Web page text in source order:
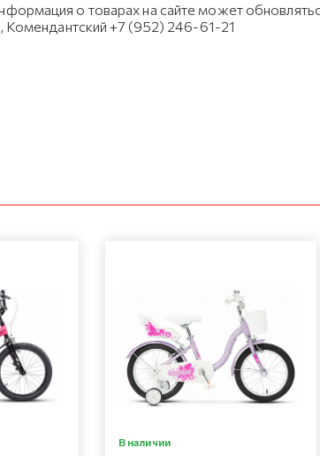
о товарах на сайте может
Комендантский +7 (952) 246-61-21
В наличии